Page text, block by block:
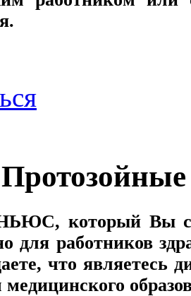
, который Вы
для работников
что являетесь